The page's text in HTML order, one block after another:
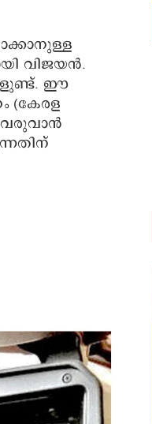
വിജയന്‍.
ഈ
(കേരള
വരുവാൻ